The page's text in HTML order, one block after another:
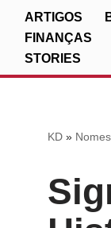
ARTIGOS
FINANÇAS
STORIES
KD» Nomes